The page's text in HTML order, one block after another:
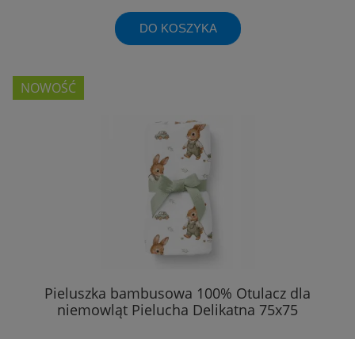
DO KOSZYKA
Pieluszka bambusowa 100% Otulacz dla
niemowląt Pielucha Delikatna 75x75
NOWOŚĆ